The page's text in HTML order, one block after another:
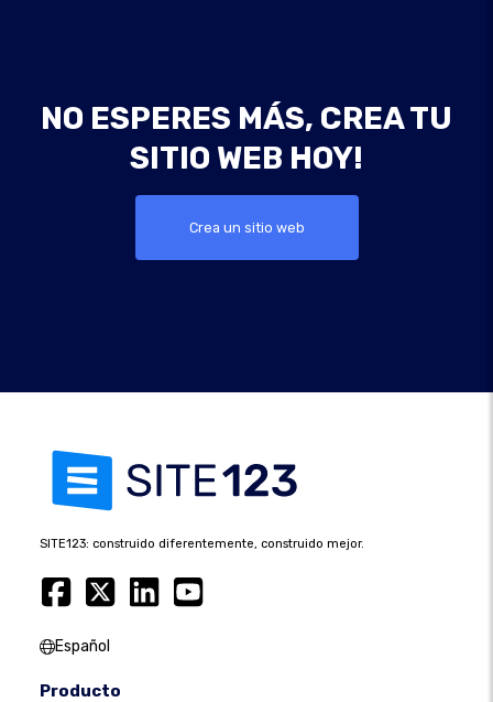
NO ESPERES MÁS, CREA TU
SITIO WEB HOY!
Crea un sitio web
SITE123: construido diferentemente, construido mejor.
Español
Producto